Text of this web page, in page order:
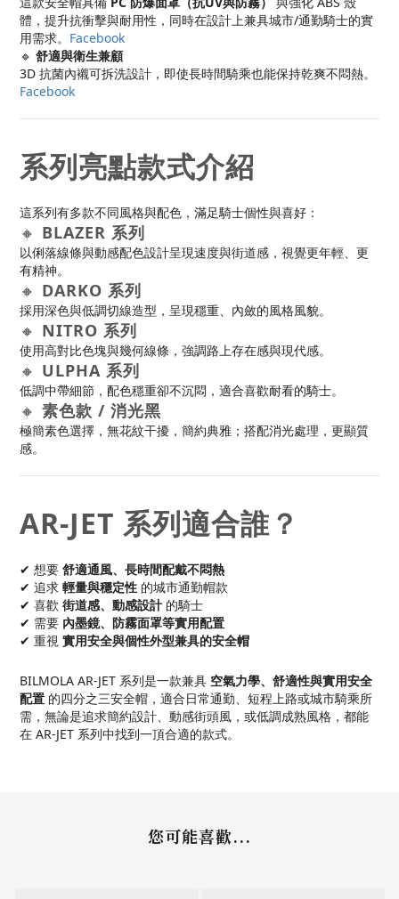
體，提升抗衝擊與耐用性，同時在設計上兼具城市/通勤騎士的實
用需求。 Facebook
🔹 舒適與衛生兼顧
3D 抗菌內襯可拆洗設計，即使長時間騎乘也能保持乾爽不悶熱。
Facebook
系列亮點款式介紹
這系列有多款不同風格與配色，滿足騎士個性與喜好：
🔸 BLAZER 系列
以俐落線條與動感配色設計呈現速度與街道感，視覺更年輕、更
有精神。
🔸 DARKO 系列
採用深色與低調切線造型，呈現穩重、內斂的風格風貌。
🔸 NITRO 系列
使用高對比色塊與幾何線條，強調路上存在感與現代感。
🔸 ULPHA 系列
低調中帶細節，配色穩重卻不沉悶，適合喜歡耐看的騎士。
🔸 素色款 / 消光黑
極簡素色選擇，無花紋干擾，簡約典雅；搭配消光處理，更顯質
感。
AR-JET 系列適合誰？
✔ 想要 舒適通風、長時間配戴不悶熱
✔ 追求 輕量與穩定性 的城市通勤帽款
✔ 喜歡 街道感、動感設計的騎士
✔ 需要 內墨鏡、防霧面罩等實用配置
✔ 重視 實用安全與個性外型兼具的安全帽
BILMOLA AR-JET 系列是一款兼具 空氣力學、舒適性與實用安全
配置 的四分之三安全帽，適合日常通勤、短程上路或城市騎乘所
需，無論是追求簡約設計、動感街頭風，或低調成熟風格，都能
在 AR-JET 系列中找到一頂合適的款式。
您可能喜歡...